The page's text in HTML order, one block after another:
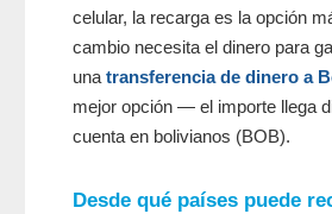
celular, la recarga es la opción
cambio necesita el dinero para
una transferencia de dinero a
mejor opción — el importe llega
cuenta en bolivianos (BOB).
Desde qué países puede